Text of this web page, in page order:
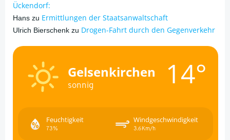
Ückendorf:
Hans zu Ermittlungen der Staatsanwaltschaft
Ulrich Bierschenk zu Drogen-Fahrt durch den Gegenverkehr
Gelsenkirchen
sonnig 14°
Feuchtigkeit
73%
Windgeschwindigkeit
3.6Km/h